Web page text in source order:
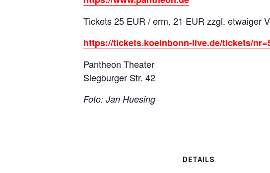
Tickets 25 EUR / erm. 21 EUR zzgl. etwaiger
https://tickets.koelnbonn-live.de/tickets/
Pantheon Theater
Siegburger Str. 42
Foto: Jan Huesing
DETAILS